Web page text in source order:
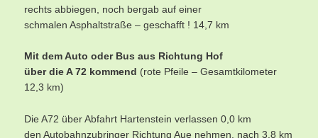
rechts abbiegen, noch bergab auf einer
schmalen Asphaltstraße – geschafft ! 14,7 km
Mit dem Auto oder Bus aus Richtung Hof
über die A 72 kommend (rote Pfeile – Gesamtkilometer
12,3 km)
Die A72 über Abfahrt Hartenstein verlassen 0,0 km
den Autobahnzubringer Richtung Aue nehmen, nach 3,8 km